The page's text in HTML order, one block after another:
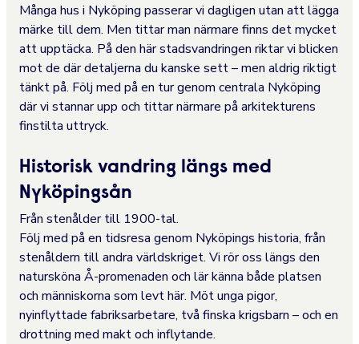
Många hus i Nyköping passerar vi dagligen utan att lägga
märke till dem. Men tittar man närmare finns det mycket
att upptäcka. På den här stadsvandringen riktar vi blicken
mot de där detaljerna du kanske sett – men aldrig riktigt
tänkt på. Följ med på en tur genom centrala Nyköping
där vi stannar upp och tittar närmare på arkitekturens
finstilta uttryck.
Historisk vandring längs med
Nyköpingsån
Från stenålder till 1900-tal.
Följ med på en tidsresa genom Nyköpings historia, från
stenåldern till andra världskriget. Vi rör oss längs den
natursköna Å-promenaden och lär känna både platsen
och människorna som levt här. Möt unga pigor,
nyinflyttade fabriksarbetare, två finska krigsbarn – och en
drottning med makt och inflytande.